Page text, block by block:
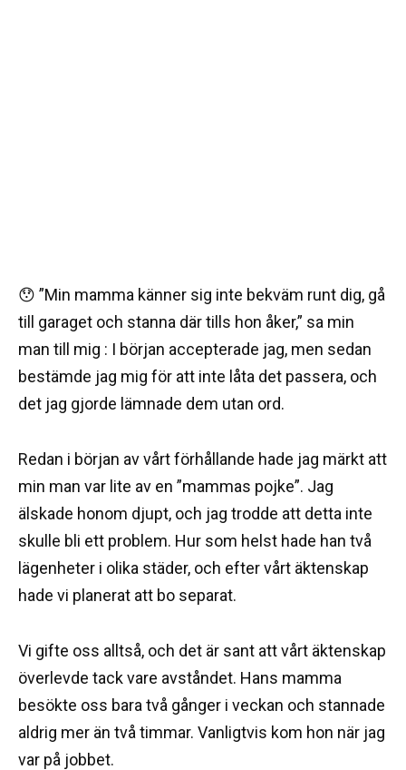
😯 ”Min mamma känner sig inte bekväm runt dig, gå
till garaget och stanna där tills hon åker,” sa min
man till mig : I början accepterade jag, men sedan
bestämde jag mig för att inte låta det passera, och
det jag gjorde lämnade dem utan ord.
Redan i början av vårt förhållande hade jag märkt att
min man var lite av en ”mammas pojke”. Jag
älskade honom djupt, och jag trodde att detta inte
skulle bli ett problem. Hur som helst hade han två
lägenheter i olika städer, och efter vårt äktenskap
hade vi planerat att bo separat.
Vi gifte oss alltså, och det är sant att vårt äktenskap
överlevde tack vare avståndet. Hans mamma
besökte oss bara två gånger i veckan och stannade
aldrig mer än två timmar. Vanligtvis kom hon när jag
var på jobbet.